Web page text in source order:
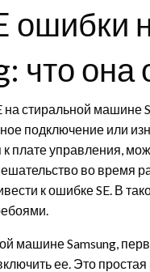
ошибки
что она
стиральной машине
подключение или
плате управления,
во
к ошибке SE. В
машине Samsung,
ее. Это